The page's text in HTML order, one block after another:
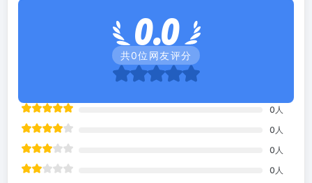
0.0
共0位网友评分
0 人
0 人
0 人
0 人